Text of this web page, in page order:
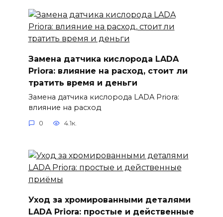
Замена датчика кислорода LADA
Priora: влияние на расход, стоит ли
тратить время и деньги
Замена датчика кислорода LADA Priora:
влияние на расход
0 4.1к.
Уход за хромированными деталями
LADA Priora: простые и действенные